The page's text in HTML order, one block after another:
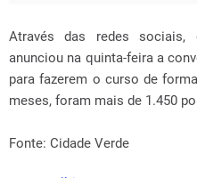
Através das redes sociais,
anunciou na quinta-feira a
para fazerem o curso de
meses, foram mais de 1.450
Fonte: Cidade Verde